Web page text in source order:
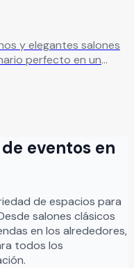
y elegantes salones
perfecto en un
tu evento tal como
eventos en
de espacios para
salones clásicos
en los alrededores,
todos los